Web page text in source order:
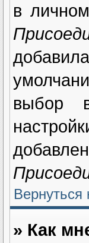
в
выбор
Вернуться
» Как